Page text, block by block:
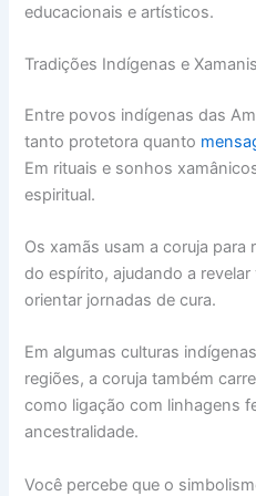
educacionais e artísticos.
Tradições Indígenas e
Entre povos indígenas das
tanto protetora quanto
Em rituais e sonhos
espiritual.
Os xamãs usam a coruja
do espírito, ajudando a
orientar jornadas de cura.
Em algumas culturas
regiões, a coruja também
como ligação com linhagens
ancestralidade.
Você percebe que o